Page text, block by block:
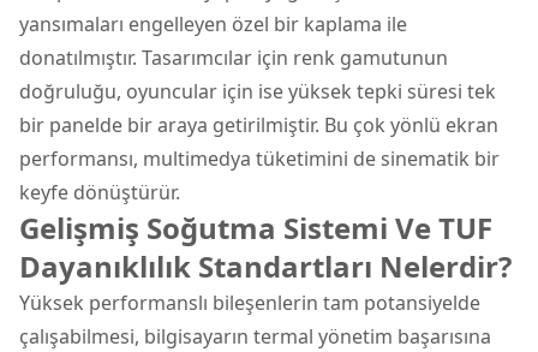
yansımaları engelleyen özel bir kaplama ile
donatılmıştır. Tasarımcılar için renk gamutunun
doğruluğu, oyuncular için ise yüksek tepki süresi tek
bir panelde bir araya getirilmiştir. Bu çok yönlü ekran
performansı, multimedya tüketimini de sinematik bir
keyfe dönüştürür.
Gelişmiş Soğutma Sistemi Ve TUF
Dayanıklılık Standartları Nelerdir?
Yüksek performanslı bileşenlerin tam potansiyelde
çalışabilmesi, bilgisayarın termal yönetim başarısına